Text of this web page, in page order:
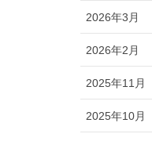
2026年3月
2026年2月
2025年11月
2025年10月